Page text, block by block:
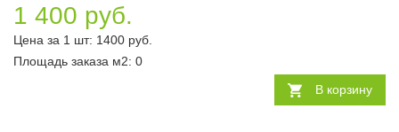
1 400 руб.
Цена за 1 шт: 1400 руб.
Площадь заказа м2: 0
В корзину